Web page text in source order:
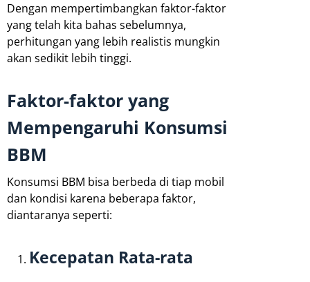
Dengan mempertimbangkan faktor-faktor
yang telah kita bahas sebelumnya,
perhitungan yang lebih realistis mungkin
akan sedikit lebih tinggi.
Faktor-faktor yang
Mempengaruhi Konsumsi
BBM
Konsumsi BBM bisa berbeda di tiap mobil
dan kondisi karena beberapa faktor,
diantaranya seperti:
Kecepatan Rata-rata